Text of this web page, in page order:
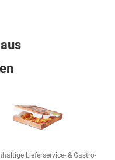
Lieferservice- & Gastro-